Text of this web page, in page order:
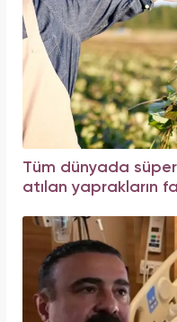
Tüm dünyada
atılan yaprakların